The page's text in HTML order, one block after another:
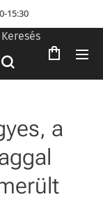
15:30
Keresés
a